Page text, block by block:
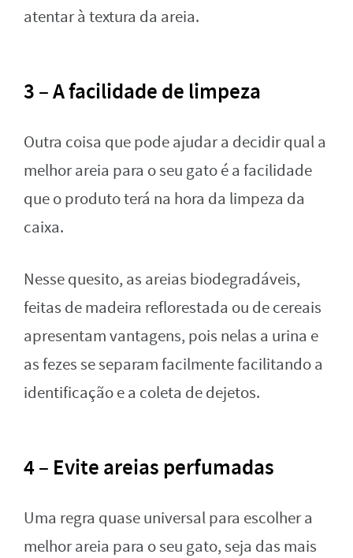
atentar à textura da areia.
3 – A facilidade de limpeza
Outra coisa que pode ajudar a decidir qual a
melhor areia para o seu gato é a facilidade
que o produto terá na hora da limpeza da
caixa.
Nesse quesito, as areias biodegradáveis,
feitas de madeira reflorestada ou de cereais
apresentam vantagens, pois nelas a urina e
as fezes se separam facilmente facilitando a
identificação e a coleta de dejetos.
4 – Evite areias perfumadas
Uma regra quase universal para escolher a
melhor areia para o seu gato, seja das mais